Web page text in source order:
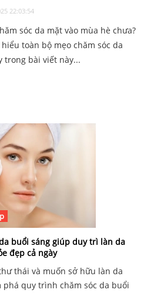
22:03:54
sóc da mặt vào mùa hè chưa?
toàn bộ mẹo chăm sóc da
trong bài viết này...
buổi sáng giúp duy trì làn da
đẹp cả ngày
thái và muốn sở hữu làn da
phá quy trình chăm sóc da buổi